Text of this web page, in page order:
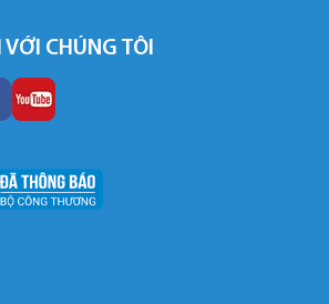
VỚI CHÚNG TÔI